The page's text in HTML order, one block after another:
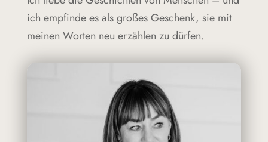
ich empfinde es als großes Geschenk, sie mit
meinen Worten neu erzählen zu dürfen.